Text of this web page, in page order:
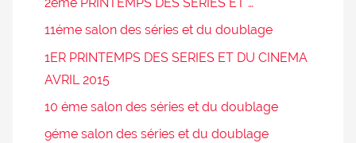
11éme salon des séries et du doublage
1ER PRINTEMPS DES SERIES ET DU CINEMA
AVRIL 2015
10 éme salon des séries et du doublage
9éme salon des séries et du doublage